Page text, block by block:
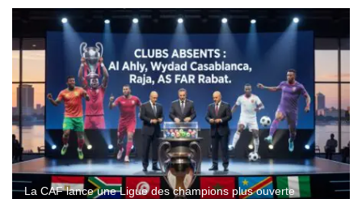
La CAF lance une Ligue des champions plus ouverte